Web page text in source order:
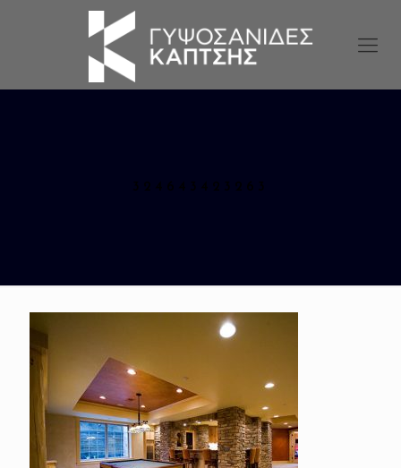
324643423263